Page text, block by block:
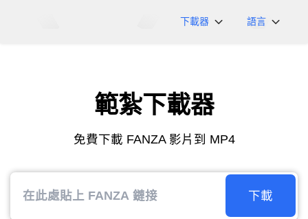
下載器
iFunny
Vimeo
OnlyFans
語言
範紮下載器
免費下載 FANZA 影片到 MP4
下載